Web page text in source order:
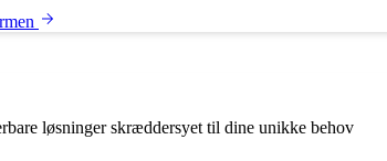
løsninger skræddersyet til dine unikke behov